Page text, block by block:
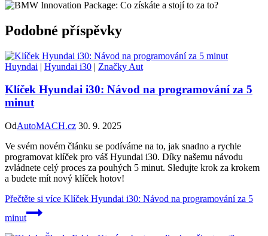
Podobné příspěvky
Huyndai | Hyundai i30 | Značky Aut
Klíček Hyundai i30: Návod na programování za 5
minut
OdAutoMACH.cz 30. 9. 2025
Ve svém novém článku se podíváme na to, jak snadno a rychle
programovat klíček pro váš Hyundai i30. Díky našemu návodu
zvládnete celý proces za pouhých 5 minut. Sledujte krok za krokem
a budete mít nový klíček hotov!
Přečtěte si více Klíček Hyundai i30: Návod na programování za 5
minut